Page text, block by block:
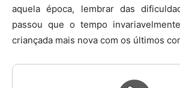
aquela época, lembrar das
passou que o tempo
criançada mais nova com os últimos